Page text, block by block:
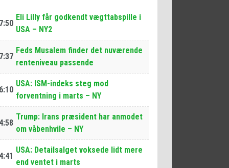
Eli Lilly får godkendt vægttabspille i
USA – NY2
Feds Musalem finder det nuværende
renteniveau passende
USA: ISM-indeks steg mod
forventning i marts – NY
Trump: Irans præsident har anmodet
om våbenhvile – NY
USA: Detailsalget voksede lidt mere
end ventet i marts